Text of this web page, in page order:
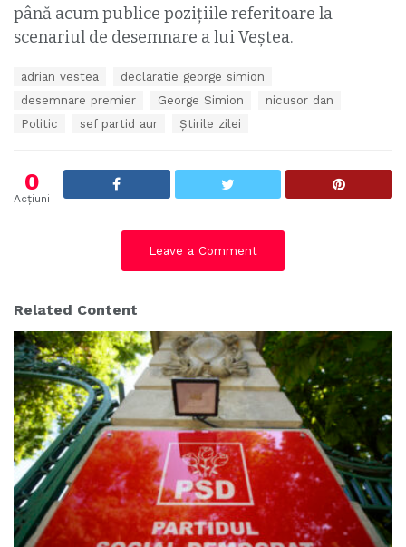
până acum publice pozițiile referitoare la
scenariul de desemnare a lui Veștea.
adrian vestea
declaratie george simion
desemnare premier
George Simion
nicusor dan
Politic
sef partid aur Știrile zilei
0
Acțiuni
Leave a Comment
Related Content